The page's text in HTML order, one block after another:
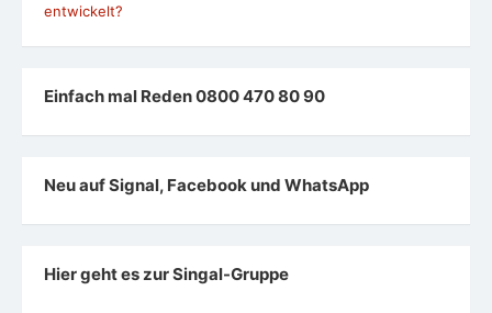
entwickelt?
Einfach mal Reden 0800 470 80 90
Neu auf Signal, Facebook und WhatsApp
Hier geht es zur Singal-Gruppe